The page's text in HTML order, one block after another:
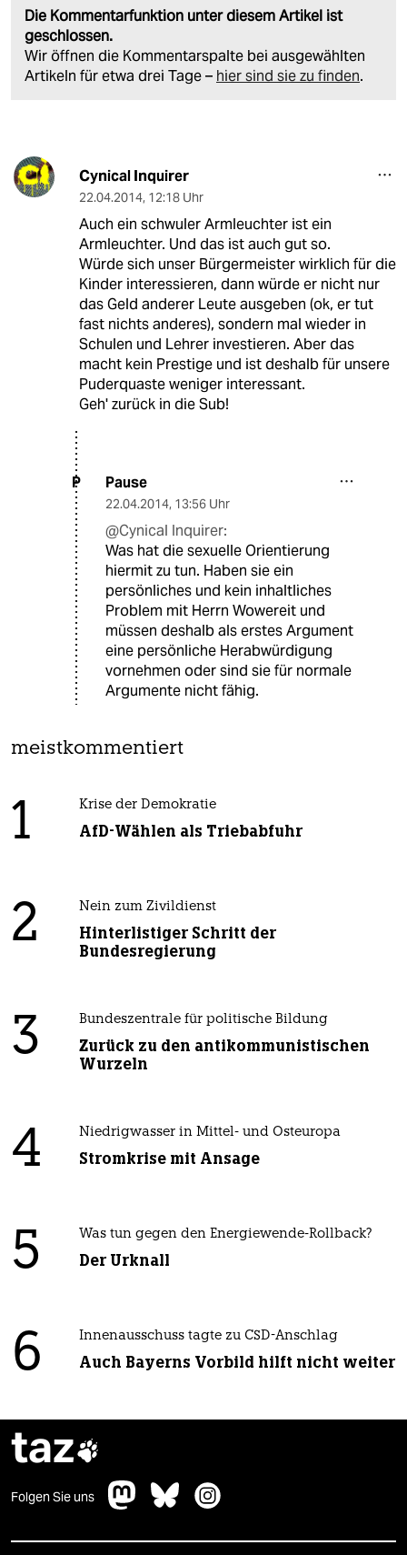
Die Kommentarfunktion unter diesem Artikel ist
geschlossen.
Wir öffnen die Kommentarspalte bei ausgewählten
Artikeln für etwa drei Tage – hier sind sie zu finden.
Cynical Inquirer
22.04.2014, 12:18 Uhr
Auch ein schwuler Armleuchter ist ein
Armleuchter. Und das ist auch gut so.
Würde sich unser Bürgermeister wirklich für die
Kinder interessieren, dann würde er nicht nur
das Geld anderer Leute ausgeben (ok, er tut
fast nichts anderes), sondern mal wieder in
Schulen und Lehrer investieren. Aber das
macht kein Prestige und ist deshalb für unsere
Puderquaste weniger interessant.
Geh' zurück in die Sub!
P Pause
22.04.2014, 13:56 Uhr
@Cynical Inquirer:
Was hat die sexuelle Orientierung
hiermit zu tun. Haben sie ein
persönliches und kein inhaltliches
Problem mit Herrn Wowereit und
müssen deshalb als erstes Argument
eine persönliche Herabwürdigung
vornehmen oder sind sie für normale
Argumente nicht fähig.
meistkommentiert
1 Krise der Demokratie
AfD-Wählen als Triebabfuhr
2 Nein zum Zivildienst
Hinterlistiger Schritt der
Bundesregierung
3 Bundeszentrale für politische Bildung
Zurück zu den antikommunistischen
Wurzeln
4 Niedrigwasser in Mittel- und Osteuropa
Stromkrise mit Ansage
5 Was tun gegen den Energiewende-Rollback?
Der Urknall
6 Innenausschuss tagte zu CSD-Anschlag
Auch Bayerns Vorbild hilft nicht weiter
taz
Folgen Sie uns